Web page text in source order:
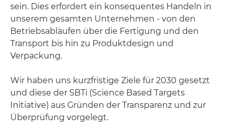
sein. Dies erfordert ein konsequentes Handeln in
unserem gesamten Unternehmen - von den
Betriebsabläufen über die Fertigung und den
Transport bis hin zu Produktdesign und
Verpackung.
Wir haben uns kurzfristige Ziele für 2030 gesetzt
und diese der SBTi (Science Based Targets
Initiative) aus Gründen der Transparenz und zur
Überprüfung vorgelegt.